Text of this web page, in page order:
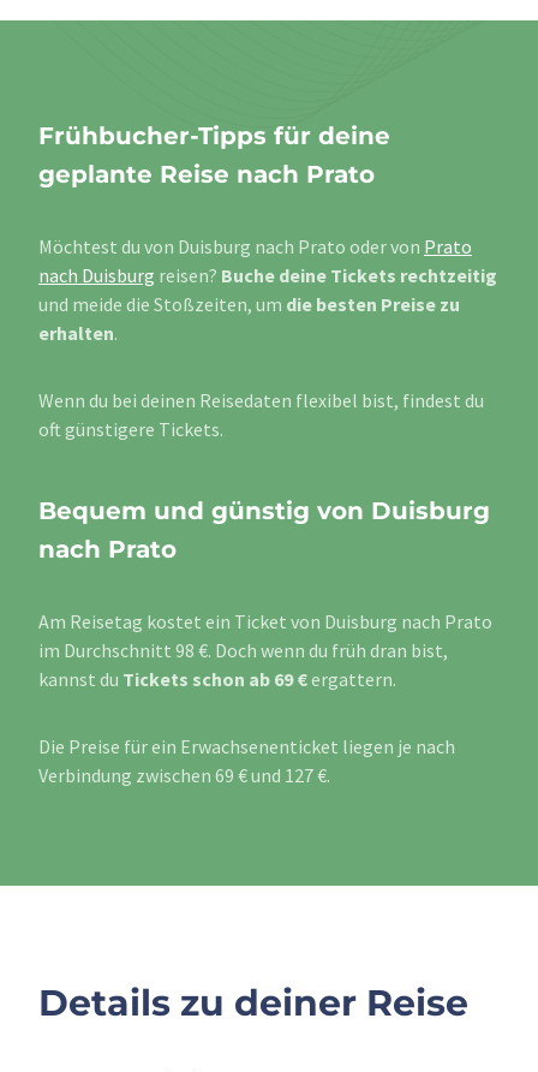
Frühbucher-Tipps für deine
geplante Reise nach Prato
Möchtest du von Duisburg nach Prato oder von Prato
nach Duisburg reisen? Buche deine Tickets rechtzeitig
und meide die Stoßzeiten, um die besten Preise zu
erhalten.
Wenn du bei deinen Reisedaten flexibel bist, findest du
oft günstigere Tickets.
Bequem und günstig von Duisburg
nach Prato
Am Reisetag kostet ein Ticket von Duisburg nach Prato
im Durchschnitt 98 €. Doch wenn du früh dran bist,
kannst du Tickets schon ab 69 €ergattern.
Die Preise für ein Erwachsenenticket liegen je nach
Verbindung zwischen 69 € und 127 €.
Details zu deiner Reise